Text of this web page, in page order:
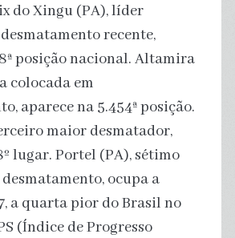
do Xingu (PA), líder
recente,
posição nacional. Altamira
colocada em
aparece na 5.454ª posição.
maior desmatador,
lugar. Portel (PA), sétimo
ocupa a
a quarta pior do Brasil no
(Índice de Progresso